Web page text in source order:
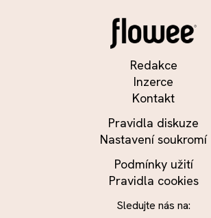
Redakce
Inzerce
Kontakt
Pravidla diskuze
Nastavení soukromí
Podmínky užití
Pravidla cookies
Sledujte nás na: